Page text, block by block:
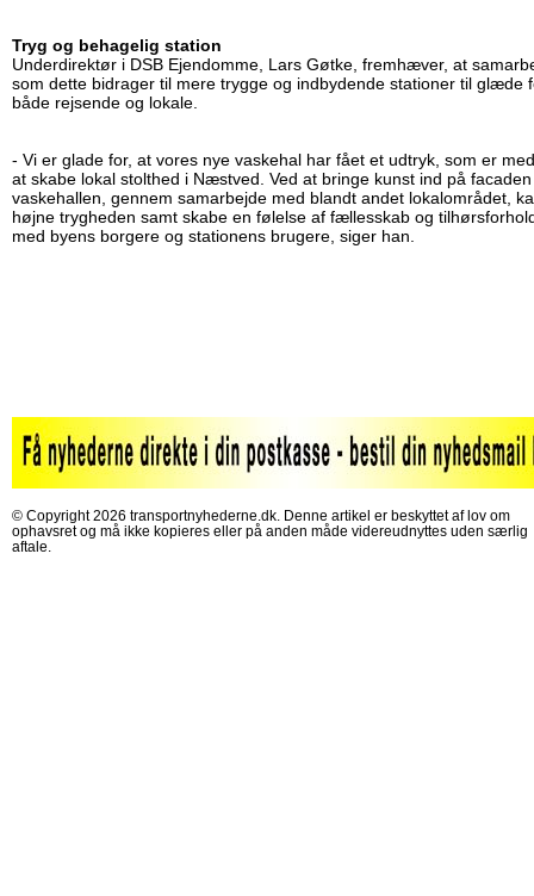
Tryg og behagelig station
Underdirektør i DSB Ejendomme, Lars Gøtke, fremhæver, at
som dette bidrager til mere trygge og indbydende stationer til glæde
både rejsende og lokale.
- Vi er glade for, at vores nye vaskehal har fået et udtryk, som er
at skabe lokal stolthed i Næstved. Ved at bringe kunst ind på
vaskehallen, gennem samarbejde med blandt andet lokalområdet,
højne trygheden samt skabe en følelse af fællesskab og
med byens borgere og stationens brugere, siger han.
© Copyright 2026 transportnyhederne.dk. Denne artikel er beskyttet af lov om
ophavsret og må ikke kopieres eller på anden måde videreudnyttes uden særlig
aftale.